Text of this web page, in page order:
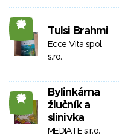
26
Tulsi Brahmi
Ecce Vita spol.
s.ro.
26
Bylinkárna
žlučník a
slinivka
MEDIATE s.r.o.